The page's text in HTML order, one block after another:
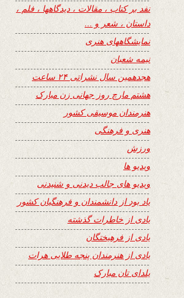
نفد بر کتاب ، مقالات ، دیدگاهها ، فلم ،
داستان ، شعر و …
نمایشگاههای هنری
نیمه شعبان
هجدهمین سال نشراتی ۲۴ ساعت
هشتم مارچ روز جهانی زن مبارک
هنرمندان موسیقی کشور
هنری و فرهنگی
ورزش
ویدیو ها
ویدیو های جالب دیدنی و شنیدنی
یاد بود از دانشمندان و فرهنگیان کشور
یادی از خاطرات گذشته
یادی از فرهیختگان
یادی از هنرمندان پنجه طلایی هرات
یلدای تان مبارک